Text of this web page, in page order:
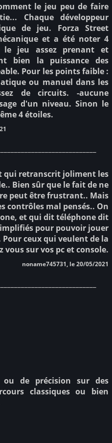
le jeu peu de faire
Chaque développeur
de jeu. Forza Street
et a été noter 4
le jeu assez prenant et
bien la puissance des
Pour les points faible :
ou manuel dans les
de circuits. -aucune
d'un niveau. Sinon le
4 étoiles.
qui retranscrit joliment les
Bien sûr que le fait de ne
peut être frustrant.. Mais
contrôles mal pensés.. On
et qui dit téléphone dit
pour pouvoir jouer
ceux qui veulent de la
sur vos pc et console.
noname745731, le 20/05/2021
ou de précision sur des
classiques ou bien